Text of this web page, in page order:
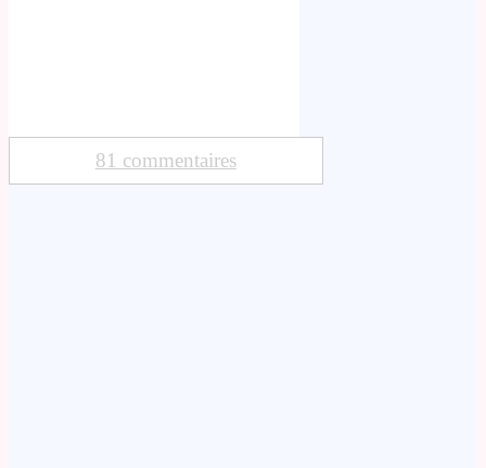
81 commentaires